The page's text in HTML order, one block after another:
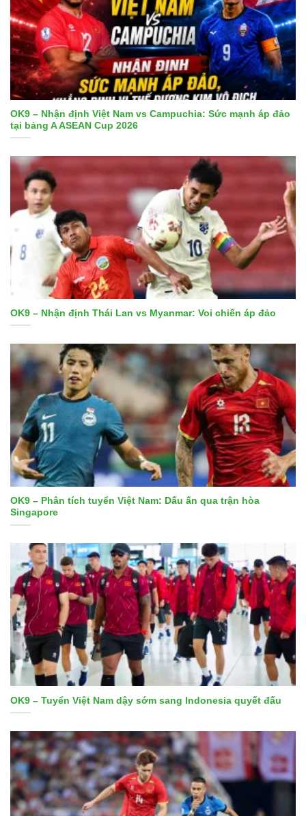
OK9 – Nhận định Việt Nam vs Campuchia: Sức mạnh áp đảo
tại bảng A ASEAN Cup 2026
OK9 – Nhận định Thái Lan vs Myanmar: Voi chiến áp đảo
OK9 – Phân tích tuyển Việt Nam: Dấu ấn qua trận hòa
Singapore
OK9 – Tuyển Việt Nam dậy sớm sang Indonesia quyết đấu